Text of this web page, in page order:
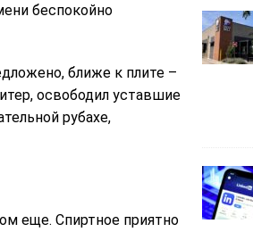
беспокойно
ближе к плите –
освободил уставшие
рубахе,
еще. Спиртное приятно